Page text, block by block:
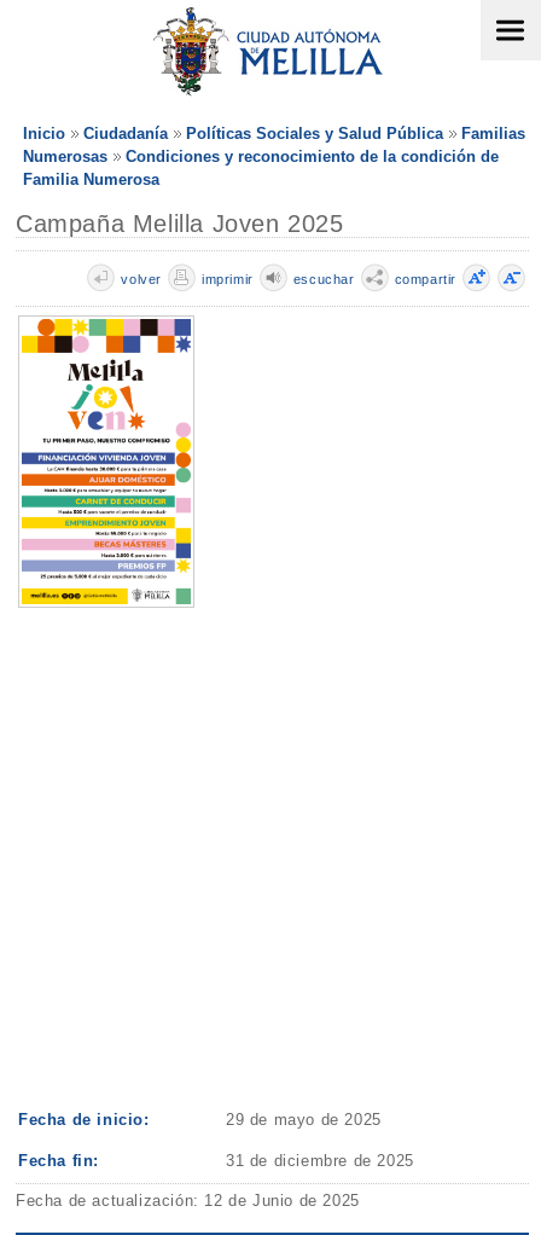
Inicio Ciudadanía Políticas Sociales y Salud Pública
Familias
Numerosas
Condiciones y reconocimiento de la condición de
Familia Numerosa
Campaña Melilla Joven 2025
compartir
escuchar
imprimir
volver
Fecha de inicio: 29 de mayo de 2025
Fecha fin: 31 de diciembre de 2025
Fecha de actualización: 12 de Junio de 2025